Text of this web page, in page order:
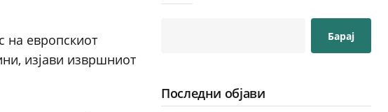
на европскиот
изјави извршниот
Барај
Последни објави